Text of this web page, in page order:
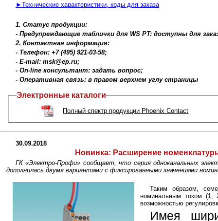
►Технические характеристики, коды для заказа
1. Статус продукции:
- Предупреждающие таблички для WS PT: доступны для
2. Контактная информация:
- Телефон: +7 (495) 921-03-58;
- E-mail: msk@ep.ru;
- On-line консультант: задать вопрос;
- Оперативная связь: в правом верхнем углу страницы
Электронные каталоги
Полный спектр продукции Phoenix Contact
30.09.2018
Новинка: Расширение
ГК «Электро-Профи» сообщает, что серия одноканальных
дополнилась двумя вариантами с фиксированными значениями
Таким образом,
номинальным током
возможностью
Имея